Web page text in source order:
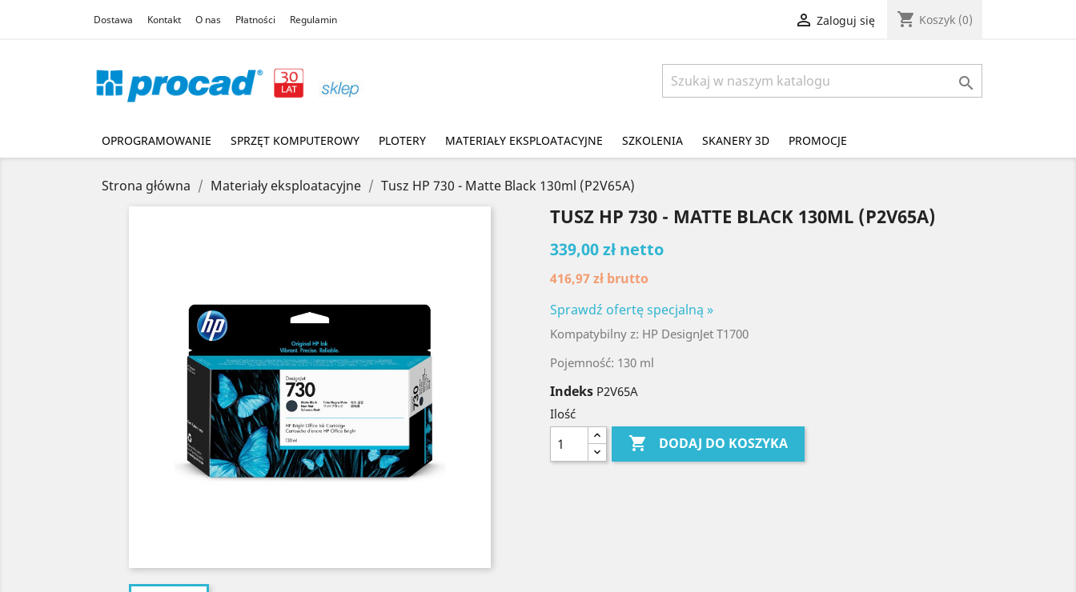
Dostawa Kontakt O nas Płatności Regulamin  Zaloguj się shopping_cart Koszyk (0)

OPROGRAMOWANIE SPRZĘT KOMPUTEROWY PLOTERY MATERIAŁY EKSPLOATACYJNE SZKOLENIA SKANERY 3D PROMOCJE
Strona główna Materiały eksploatacyjne Tusz HP 730 - Matte Black 130ml (P2V65A)
TUSZ HP 730 - MATTE BLACK 130ML (P2V65A)
339,00 zł netto
416,97 zł brutto
Sprawdź ofertę specjalną »
Kompatybilny z: HP DesignJet T1700
Pojemność: 130 ml
Indeks P2V65A
Ilość
 DODAJ DO KOSZYKA